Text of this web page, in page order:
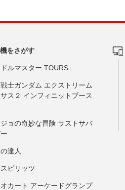
をさがす
ルマスター TOURS
士ガンダム エクストリーム
ス２ インフィニットブース
ョの奇妙な冒険 ラストサバ
達人
ピリッツ
カート アーケードグランプ